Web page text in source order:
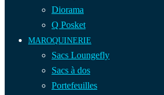
Diorama
Q Posket
MAROQUINERIE
Sacs Loungefly
Sacs à dos
Portefeuilles